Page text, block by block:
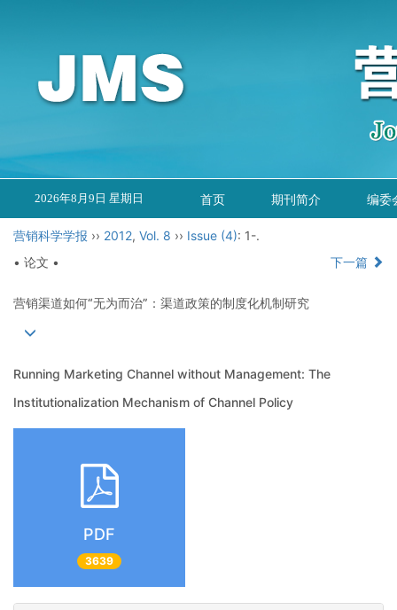
2026年8月9日 星期日 首页 期刊简介 编委
营销科学学报 ›› 2012, Vol. 8 ›› Issue (4): 1-.
• 论文 •
下一篇
营销渠道如何“无为而治”：渠道政策的制度化机制研究
Running Marketing Channel without Management: The
Institutionalization Mechanism of Channel Policy
PDF
3639